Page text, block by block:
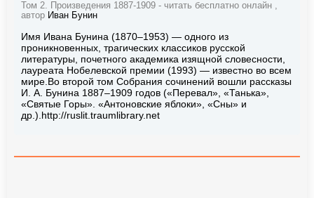
Том 2. Произведения 1887-1909 - читать бесплатно онлайн ,
автор Иван Бунин
Имя Ивана Бунина (1870–1953) — одного из
проникновенных, трагических классиков русской
литературы, почетного академика изящной словесности,
лауреата Нобелевской премии (1993) — известно во всем
мире.Во второй том Собрания сочинений вошли рассказы
И. А. Бунина 1887–1909 годов («Перевал», «Танька»,
«Святые Горы». «Антоновские яблоки», «Сны» и
др.).http://ruslit.traumlibrary.net